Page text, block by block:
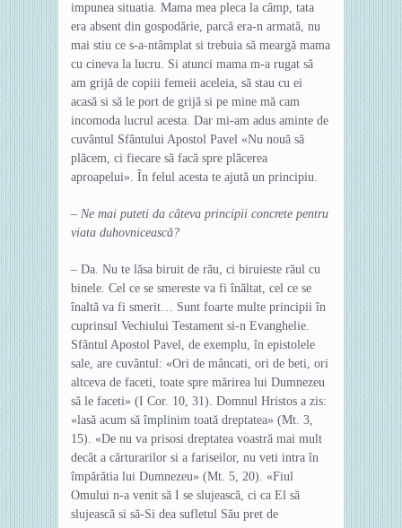
impunea situatia. Mama mea pleca la câmp, tata
era absent din gospodărie, parcă era-n armată, nu
mai stiu ce s-a-ntâmplat si trebuia să meargă mama
cu cineva la lucru. Si atunci mama m-a rugat să
am grijă de copiii femeii aceleia, să stau cu ei
acasă si să le port de grijă si pe mine mă cam
incomoda lucrul acesta. Dar mi-am adus aminte de
cuvântul Sfântului Apostol Pavel «Nu nouă să
plăcem, ci fiecare să facă spre plăcerea
aproapelui». În felul acesta te ajută un principiu.
– Ne mai puteti da câteva principii concrete pentru
viata duhovnicească?
– Da. Nu te lăsa biruit de rău, ci biruieste răul cu
binele. Cel ce se smereste va fi înăltat, cel ce se
înaltă va fi smerit… Sunt foarte multe principii în
cuprinsul Vechiului Testament si-n Evanghelie.
Sfântul Apostol Pavel, de exemplu, în epistolele
sale, are cuvântul: «Ori de mâncati, ori de beti, ori
altceva de faceti, toate spre mărirea lui Dumnezeu
să le faceti» (I Cor. 10, 31). Domnul Hristos a zis:
«lasă acum să împlinim toată dreptatea» (Mt. 3,
15). «De nu va prisosi dreptatea voastră mai mult
decât a cărturarilor si a fariseilor, nu veti intra în
împărătia lui Dumnezeu» (Mt. 5, 20). «Fiul
Omului n-a venit să I se slujească, ci ca El să
slujească si să-Si dea sufletul Său pret de